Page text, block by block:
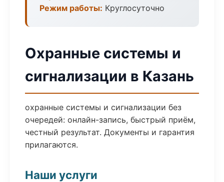
Режим работы: Круглосуточно
Охранные системы и
сигнализации в Казань
охранные системы и сигнализации без
очередей: онлайн-запись, быстрый приём,
честный результат. Документы и гарантия
прилагаются.
Наши услуги